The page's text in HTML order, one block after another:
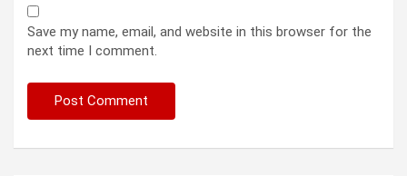
Save my name, email, and website in this browser for the
next time I comment.